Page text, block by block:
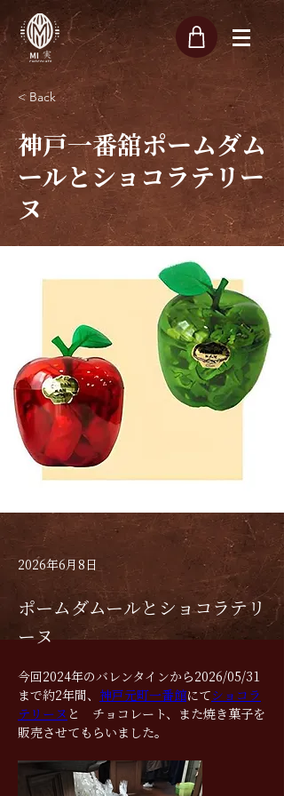
< Back
神戸一番舘ポームダム
ールとショコラテリー
ヌ
2026年6月8日
ポームダムールとショコラテリ
ーヌ
今回2024年のバレンタインから2026/05/31
まで約2年間、 神戸元町一番館にてショコラ
テリーヌ と　チョコレート、また焼き菓子を
販売させてもらいました。